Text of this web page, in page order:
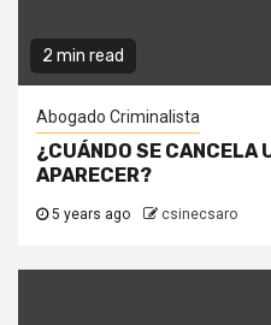
2 min read
Abogado Criminalista
¿CUÁNDO SE CANCELA
APARECER?
5 years ago csinecsaro